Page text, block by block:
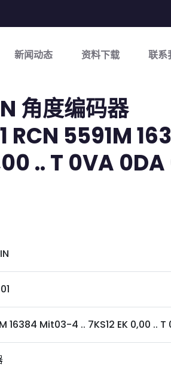
新闻动态 资料下载 联系
角度编码器
RCN 5591M
.. T 0VA 0DA
16384 Mit03-4 .. 7KS12 EK 0,00 .. T